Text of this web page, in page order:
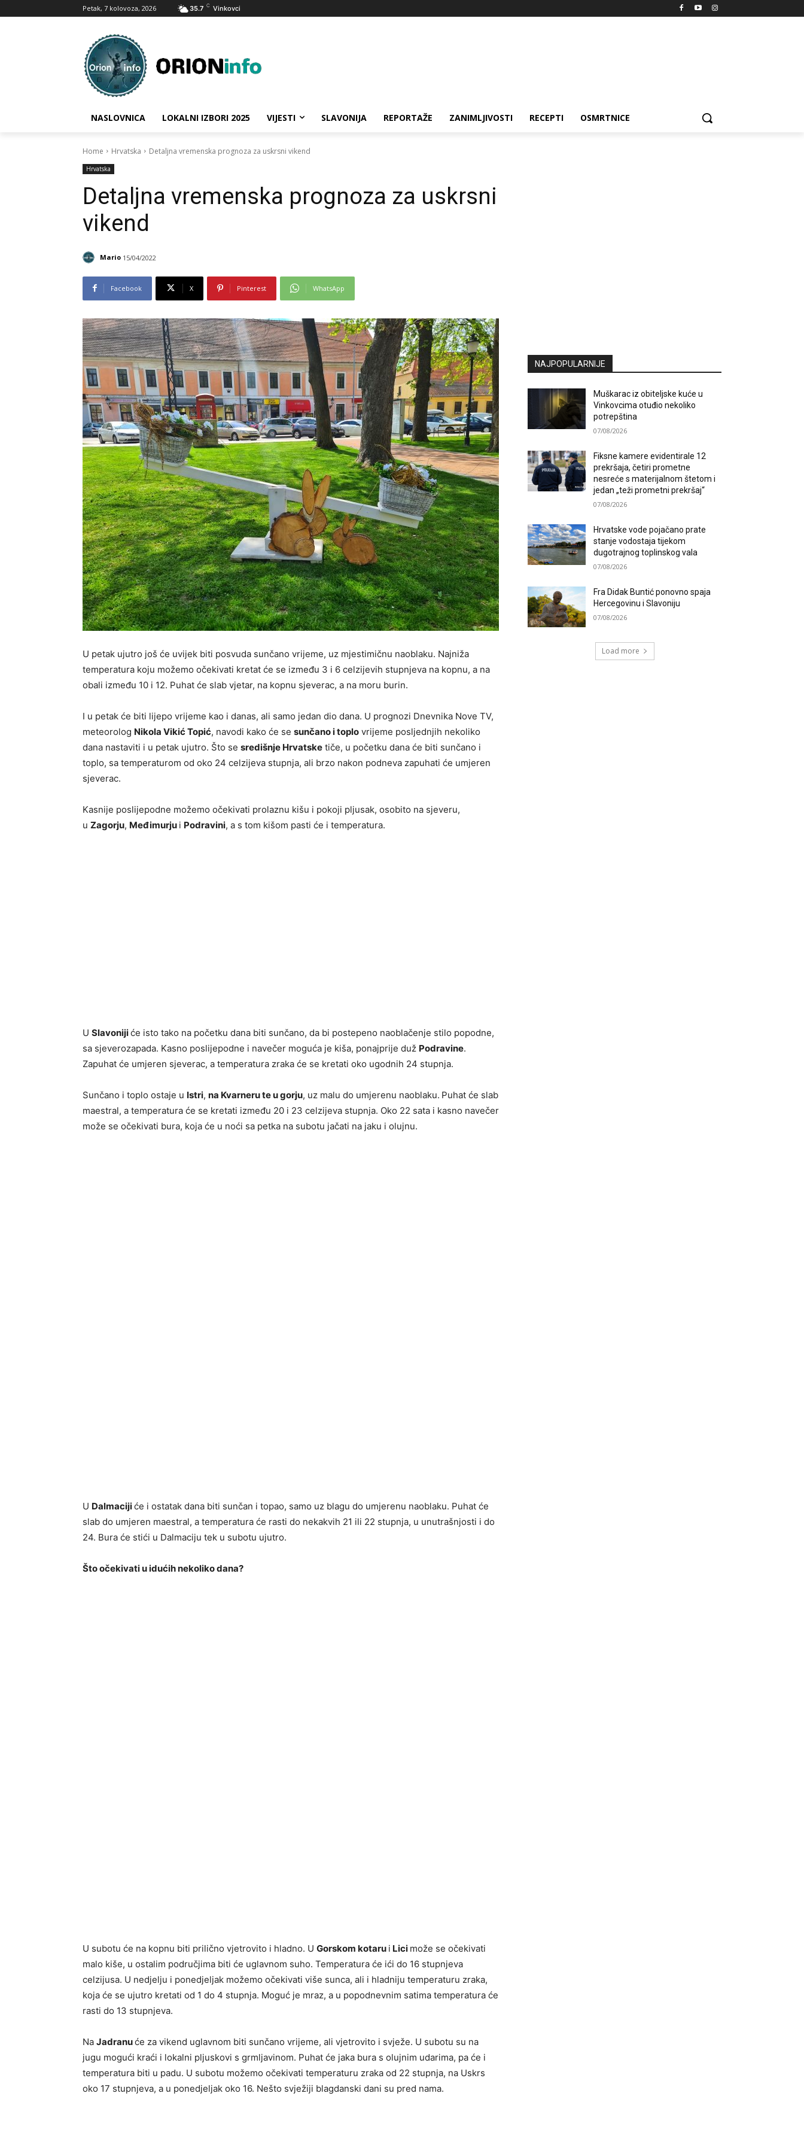
Petak, 7 kolovoza, 2026 35.7 C Vinkovci
NASLOVNICA LOKALNI IZBORI 2025 VIJESTI SLAVONIJA REPORTAŽE ZANIMLJIVOSTI RECEPTI OSMRTNICE
Home Hrvatska Detaljna vremenska prognoza za uskrsni vikend
Hrvatska
Detaljna vremenska prognoza za uskrsni
vikend
Mario 15/04/2022
Facebook X Pinterest WhatsApp
U petak ujutro još će uvijek biti posvuda sunčano vrijeme, uz mjestimičnu naoblaku. Najniža
temperatura koju možemo očekivati kretat će se između 3 i 6 celzijevih stupnjeva na kopnu, a na
obali između 10 i 12. Puhat će slab vjetar, na kopnu sjeverac, a na moru burin.
I u petak će biti lijepo vrijeme kao i danas, ali samo jedan dio dana. U prognozi Dnevnika Nove TV,
meteorolog Nikola Vikić Topić, navodi kako će se sunčano i toplo vrijeme posljednjih nekoliko
dana nastaviti i u petak ujutro. Što se središnje Hrvatske tiče, u početku dana će biti sunčano i
toplo, sa temperaturom od oko 24 celzijeva stupnja, ali brzo nakon podneva zapuhati će umjeren
sjeverac.
Kasnije poslijepodne možemo očekivati prolaznu kišu i pokoji pljusak, osobito na sjeveru,
u Zagorju, Međimurju i Podravini, a s tom kišom pasti će i temperatura.
U Slavonijiće isto tako na početku dana biti sunčano, da bi postepeno naoblačenje stilo popodne,
sa sjeverozapada. Kasno poslijepodne i navečer moguća je kiša, ponajprije duž Podravine.
Zapuhat će umjeren sjeverac, a temperatura zraka će se kretati oko ugodnih 24 stupnja.
Sunčano i toplo ostaje u Istri, na Kvarnerute u gorju, uz malu do umjerenu naoblaku. Puhat će slab
maestral, a temperatura će se kretati između 20 i 23 celzijeva stupnja. Oko 22 sata i kasno navečer
može se očekivati bura, koja će u noći sa petka na subotu jačati na jaku i olujnu.
U Dalmacijiće i ostatak dana biti sunčan i topao, samo uz blagu do umjerenu naoblaku. Puhat će
slab do umjeren maestral, a temperatura će rasti do nekakvih 21 ili 22 stupnja, u unutrašnjosti i do
24. Bura će stići u Dalmaciju tek u subotu ujutro.
Što očekivati u idućih nekoliko dana?
U subotu će na kopnu biti prilično vjetrovito i hladno. U Gorskom kotaru i Lici može se očekivati
malo kiše, u ostalim područjima biti će uglavnom suho. Temperatura će ići do 16 stupnjeva
celzijusa. U nedjelju i ponedjeljak možemo očekivati više sunca, ali i hladniju temperaturu zraka,
koja će se ujutro kretati od 1 do 4 stupnja. Moguć je mraz, a u popodnevnim satima temperatura će
rasti do 13 stupnjeva.
Na Jadranuće za vikend uglavnom biti sunčano vrijeme, ali vjetrovito i svježe. U subotu su na
jugu mogući kraći i lokalni pljuskovi s grmljavinom. Puhat će jaka bura s olujnim udarima, pa će i
temperatura biti u padu. U subotu možemo očekivati temperaturu zraka od 22 stupnja, na Uskrs
oko 17 stupnjeva, a u ponedjeljak oko 16. Nešto svježiji blagdanski dani su pred nama.
NAJPOPULARNIJE
Muškarac iz obiteljske kuće u
Vinkovcima otuđio nekoliko
potrepština
07/08/2026
Fiksne kamere evidentirale 12
prekršaja, četiri prometne
nesreće s materijalnom štetom i
jedan „teži prometni prekršaj“
07/08/2026
Hrvatske vode pojačano prate
stanje vodostaja tijekom
dugotrajnog toplinskog vala
07/08/2026
Fra Didak Buntić ponovno spaja
Hercegovinu i Slavoniju
07/08/2026
Load more